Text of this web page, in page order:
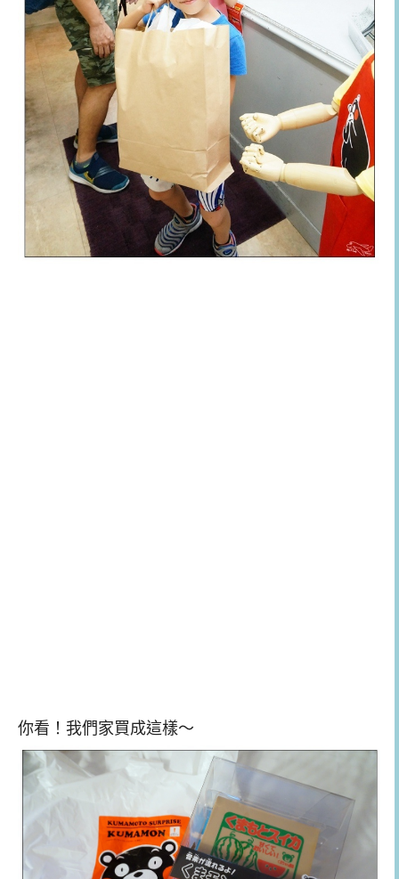
你看！我們家買成這樣～